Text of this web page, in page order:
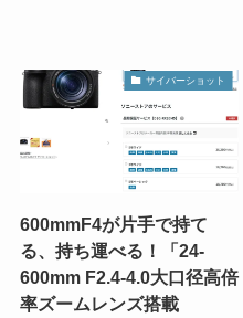
サイバーショット
600mmF4が片手で持て
る、持ち運べる！「24-
600mm F2.4-4.0大口径高倍
率ズームレンズ搭載